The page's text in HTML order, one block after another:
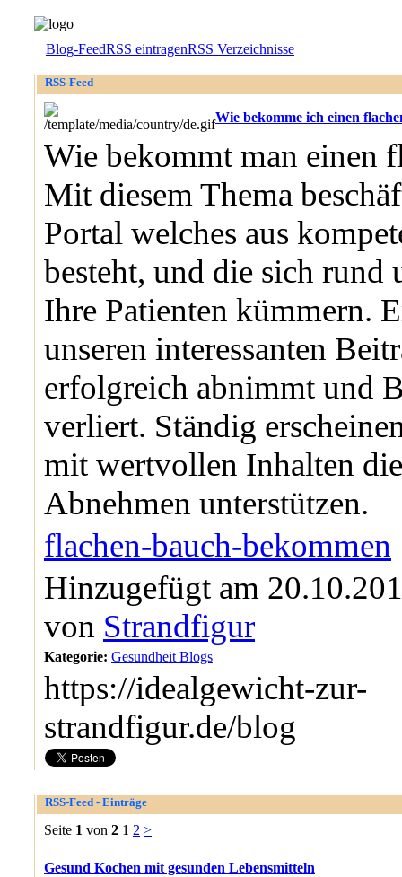
Blog-FeedRSS eintragenRSS Verzeichnisse
RSS-Feed
Wie bekomme ich einen
Wie bekommt man einen
Mit diesem Thema
Portal welches aus
besteht, und die sich rund
Ihre Patienten kümmern.
unseren interessanten
erfolgreich abnimmt und
verliert. Ständig
mit wertvollen Inhalten
Abnehmen unterstützen.
flachen-bauch-bekommen
Hinzugefügt am
von Strandfigur
Kategorie: Gesundheit Blogs
https://idealgewicht-zur-
strandfigur.de/blog
RSS-Feed - Einträge
Seite 1 von 2 1 2 >
Gesund Kochen mit gesunden Lebensmitteln